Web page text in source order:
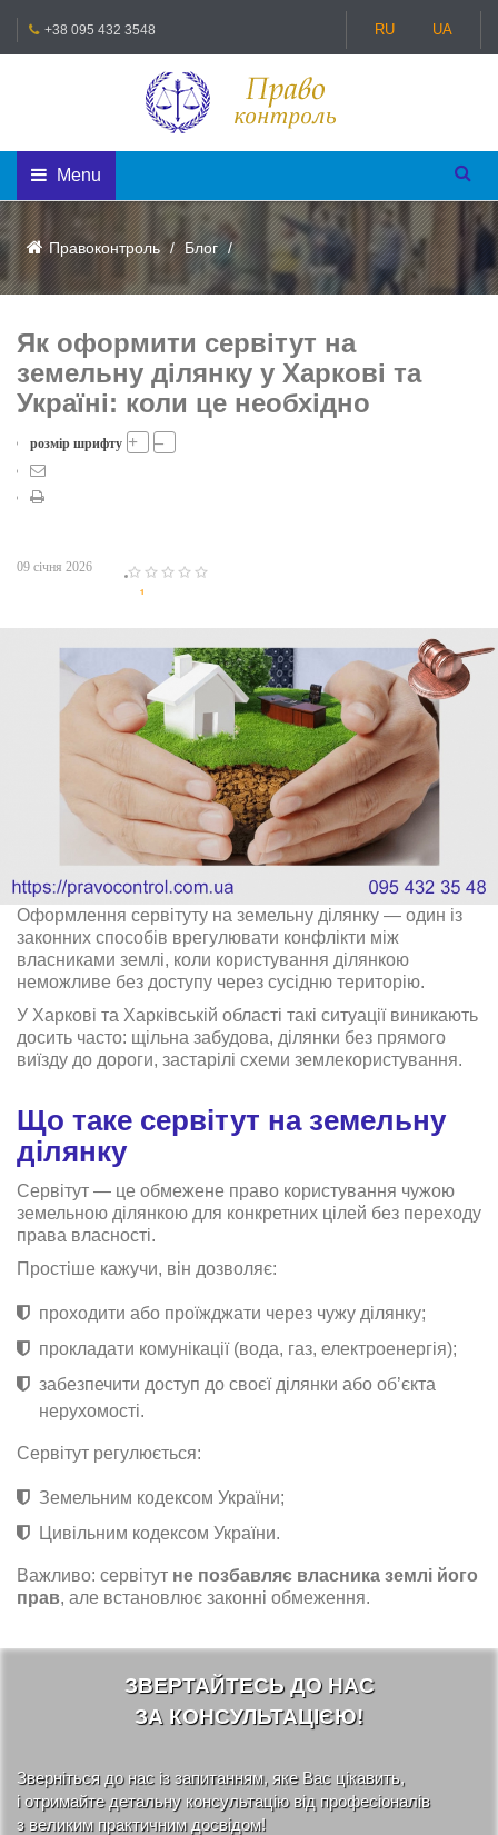
+38 095 432 3548 RU UA
Menu
Правоконтроль Блог
Як оформити сервітут на
земельну ділянку у Харкові та
Україні: коли це необхідно
розмір шрифту + –
09 січня 2026
1
3
4
5
Оформлення сервітуту на земельну ділянку — один із
законних способів врегулювати конфлікти між
власниками землі, коли користування ділянкою
неможливе без доступу через сусідню територію.
У Харкові та Харківській області такі ситуації виникають
досить часто: щільна забудова, ділянки без прямого
виїзду до дороги, застарілі схеми землекористування.
Що таке сервітут на земельну
ділянку
Сервітут — це обмежене право користування чужою
земельною ділянкою для конкретних цілей без переходу
права власності.
Простіше кажучи, він дозволяє:
проходити або проїжджати через чужу ділянку;
прокладати комунікації (вода, газ, електроенергія);
забезпечити доступ до своєї ділянки або об’єкта
нерухомості.
Сервітут регулюється:
Земельним кодексом України;
Цивільним кодексом України.
Важливо: сервітут не позбавляє власника землі його
прав, але встановлює законні обмеження.
ЗВЕРТАЙТЕСЬ ДО НАС
ЗА КОНСУЛЬТАЦІЄЮ!
Зверніться до нас із запитанням, яке Вас цікавить,
і отримайте детальну консультацію від професіоналів
з великим практичним досвідом!